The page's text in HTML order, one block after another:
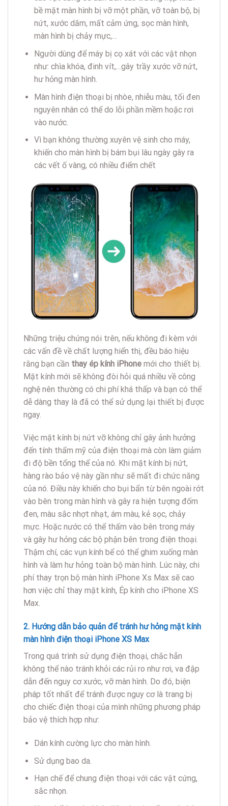
bề mặt màn hình bị vỡ một phần, vỡ toàn bộ, bị
nứt, xước dăm, mất cảm ứng, sọc màn hình,
màn hình bị chảy mực,…
Người dùng để máy bị cọ xát với các vật nhọn
như: chìa khóa, đinh vít,…gây trầy xước vỡ nứt,
hư hỏng màn hình.
Màn hình điện thoại bị nhòe, nhiễu màu, tối đen
nguyên nhân có thể do lỗi phần mềm hoặc rơi
vào nước.
Vì bạn không thường xuyên vệ sinh cho máy,
khiến cho màn hình bị bám bụi lâu ngày gây ra
các vết ố vàng, có nhiều điểm chết
Những triệu chứng nói trên, nếu không đi kèm với
các vấn đề về chất lượng hiển thị, đều báo hiệu
rằng bạn cần thay ép kính iPhone mới cho thiết bị.
Mặt kính mới sẽ không đòi hỏi quá nhiều về công
nghệ nên thường có chi phí khá thấp và bạn có thể
dễ dàng thay là đã có thể sử dụng lại thiết bị được
ngay.
Việc mặt kính bị nứt vỡ không chỉ gây ảnh hưởng
đến tính thẩm mỹ của điện thoại mà còn làm giảm
đi độ bền tổng thể của nó. Khi mặt kính bị nứt,
hàng rào bảo vệ này gần như sẽ mất đi chức năng
của nó. Điều này khiến cho bụi bẩn từ bên ngoài rớt
vào bên trong màn hình và gây ra hiện tượng đốm
đen, màu sắc nhợt nhạt, ám màu, kẻ sọc, chảy
mực. Hoặc nước có thể thấm vào bên trong máy
và gây hư hỏng các bộ phận bên trong điện thoại.
Thậm chí, các vụn kính bể có thể ghim xuống màn
hình và làm hư hỏng toàn bộ màn hình. Lúc này, chi
phí thay trọn bộ màn hình iPhone Xs Max sẽ cao
hơn việc chỉ thay mặt kính, Ép kính cho iPhone XS
Max.
2. Hướng dẫn bảo quản để tránh hư hỏng mặt kính
màn hình điện thoại iPhone XS Max
Trong quá trình sử dụng điện thoại, chắc hẳn
không thể nào tránh khỏi các rủi ro như rơi, va đập
dẫn đến nguy cơ xước, vỡ màn hình. Do đó, biện
pháp tốt nhất để tránh được nguy cơ là trang bị
cho chiếc điện thoại của mình những phương pháp
bảo vệ thích hợp như:
Dán kính cường lực cho màn hình.
Sử dụng bao da.
Hạn chế để chung điện thoại với các vật cứng,
sắc nhọn.